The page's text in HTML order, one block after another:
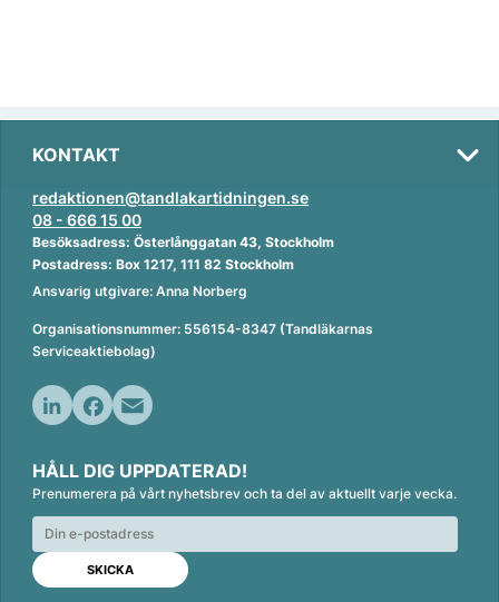
KONTAKT
redaktionen@tandlakartidningen.se
08 - 666 15 00
Besöksadress: Österlånggatan 43, Stockholm
Postadress: Box 1217, 111 82 Stockholm
Ansvarig utgivare: Anna Norberg
Organisationsnummer: 556154-8347 (Tandläkarnas
Serviceaktiebolag)
n
k
e
d
n
c
e
b
o
o
k
a
i
l
HÅLL DIG UPPDATERAD!
Prenumerera på vårt nyhetsbrev och ta del av aktuellt varje vecka.